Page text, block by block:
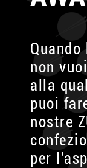
non
alla
puoi
nostre
per